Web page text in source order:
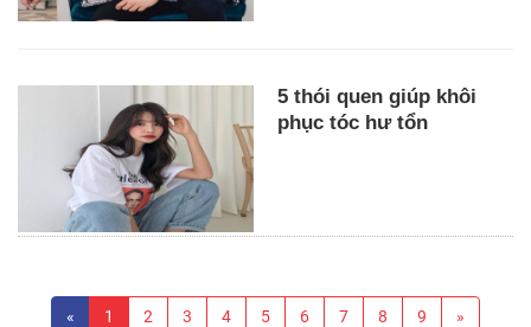
5 thói quen giúp khôi
phục tóc hư tổn
« 1 2 3 4 5 6 7 8 9 »